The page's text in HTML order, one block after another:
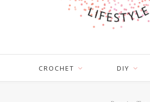
CROCHET DIY